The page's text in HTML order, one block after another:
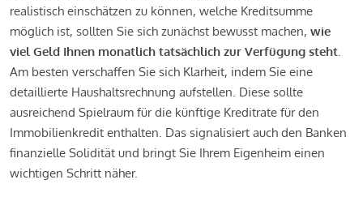
realistisch einschätzen zu können, welche Kreditsumme
möglich ist, sollten Sie sich zunächst bewusst machen, wie
viel Geld Ihnen monatlich tatsächlich zur Verfügung steht.
Am besten verschaffen Sie sich Klarheit, indem Sie eine
detaillierte Haushaltsrechnung aufstellen. Diese sollte
ausreichend Spielraum für die künftige Kreditrate für den
Immobilienkredit enthalten. Das signalisiert auch den Banken
finanzielle Solidität und bringt Sie Ihrem Eigenheim einen
wichtigen Schritt näher.